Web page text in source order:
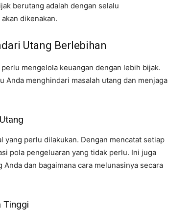
berutang adalah dengan selalu
dikenakan.
Utang Berlebihan
mengelola keuangan dengan lebih bijak.
Anda menghindari masalah utang dan menjaga
yang perlu dilakukan. Dengan mencatat setiap
pola pengeluaran yang tidak perlu. Ini juga
dan bagaimana cara melunasinya secara
Tinggi